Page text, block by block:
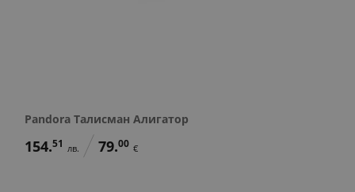
Pandora Талисман Алигатор
154.51 лв. 79.00 €